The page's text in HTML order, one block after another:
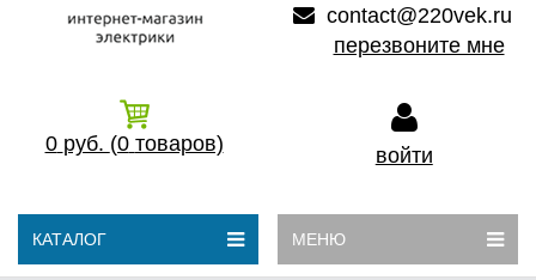
contact@220vek.ru
перезвоните мне
0 руб. (0 товаров) войти
КАТАЛОГ МЕНЮ